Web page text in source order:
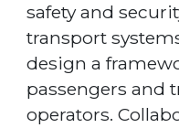
safety and
transport
design a
passengers and
operators.